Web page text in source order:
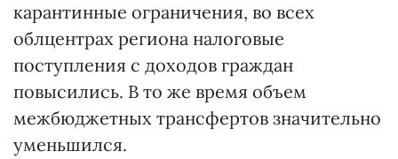
карантинные ограничения, во всех
облцентрах региона налоговые
поступления с доходов граждан
повысились. В то же время объем
межбюджетных трансфертов значительно
уменьшился.